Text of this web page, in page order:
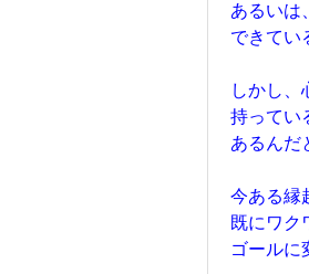
あるいは
できてい
しかし、
持ってい
あるんだ
今ある縁
既にワク
ゴールに